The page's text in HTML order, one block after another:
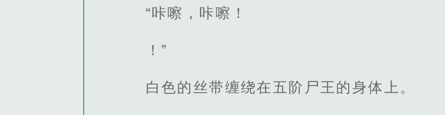
“咔嚓，咔嚓！
！”
白色的丝带缠绕在五阶尸王的身体上。